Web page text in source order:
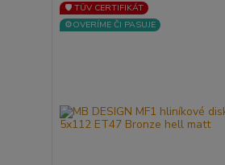
🛡️ TÜV CERTIFIKÁT
⚙️OVERÍME ČI PASUJE